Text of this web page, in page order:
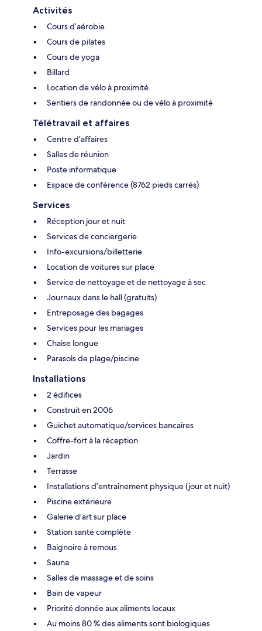
Activités
Cours d’aérobie
Cours de pilates
Cours de yoga
Billard
Location de vélo à proximité
Sentiers de randonnée ou de vélo à proximité
Télétravail et affaires
Centre d’affaires
Salles de réunion
Poste informatique
Espace de conférence (8762 pieds carrés)
Services
Réception jour et nuit
Services de conciergerie
Info-excursions/billetterie
Location de voitures sur place
Service de nettoyage et de nettoyage à sec
Journaux dans le hall (gratuits)
Entreposage des bagages
Services pour les mariages
Chaise longue
Parasols de plage/piscine
Installations
2 édifices
Construit en 2006
Guichet automatique/services bancaires
Coffre-fort à la réception
Jardin
Terrasse
Installations d’entraînement physique (jour et nuit)
Piscine extérieure
Galerie d’art sur place
Station santé complète
Baignoire à remous
Sauna
Salles de massage et de soins
Bain de vapeur
Priorité donnée aux aliments locaux
Au moins 80 % des aliments sont biologiques